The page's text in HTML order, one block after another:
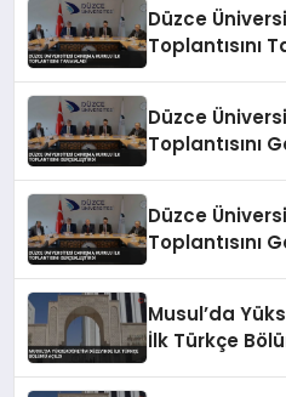
Düzce
Toplantısını
Düzce
Toplantısını
Düzce
Toplantısını
Musul’da
İlk Türkçe